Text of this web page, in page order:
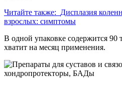
Читайте также: Дисплазия
взрослых: симптомы
В одной упаковке содержится 90
хватит на месяц применения.